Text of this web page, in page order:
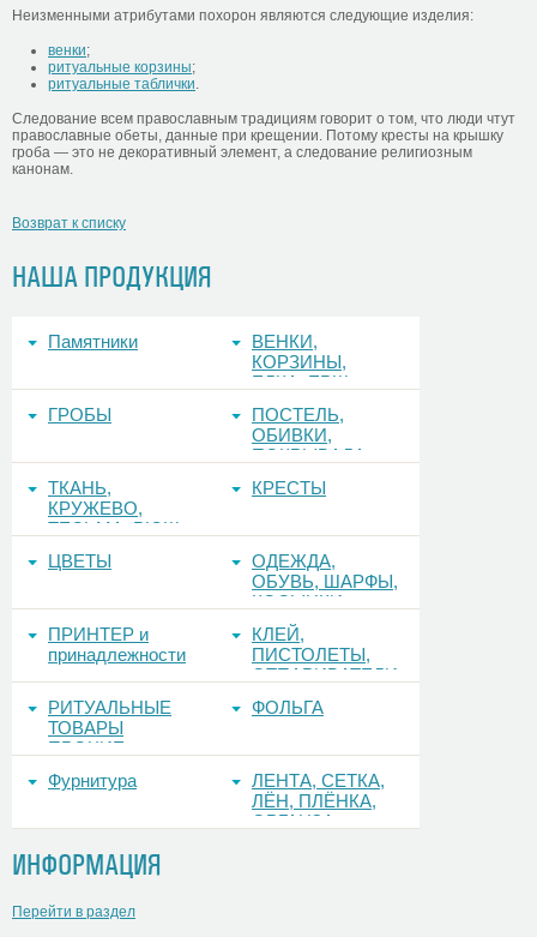
НАША ПРОДУКЦИЯ
Памятники
ВЕНКИ,
КОРЗИНЫ,
ЕЛКА, ЕРШ,
ГРОБЫ
ПОСТЕЛЬ,
ОБИВКИ,
ПОКРЫВАЛА
ТКАНЬ,
КРУЖЕВО,
ТЕСЬМА, РЮШ
КРЕСТЫ
ЦВЕТЫ
ОДЕЖДА,
ОБУВЬ, ШАРФЫ,
КОСЫНКИ
ПРИНТЕР и
принадлежности
КЛЕЙ,
ПИСТОЛЕТЫ,
ОТПАРИВАТЕЛИ
РИТУАЛЬНЫЕ
ТОВАРЫ
ПРОЧИЕ
ФОЛЬГА
Фурнитура
ЛЕНТА, СЕТКА,
ЛЁН, ПЛЁНКА,
ОРГАНЗА
ИНФОРМАЦИЯ
Перейти в раздел
Неизменными атрибутами похорон являются следующие изделия:
венки;
ритуальные корзины;
ритуальные таблички.
Следование всем православным традициям говорит о том, что люди чтут
православные обеты, данные при крещении. Потому кресты на крышку
гроба — это не декоративный элемент, а следование религиозным
канонам.
Возврат к списку